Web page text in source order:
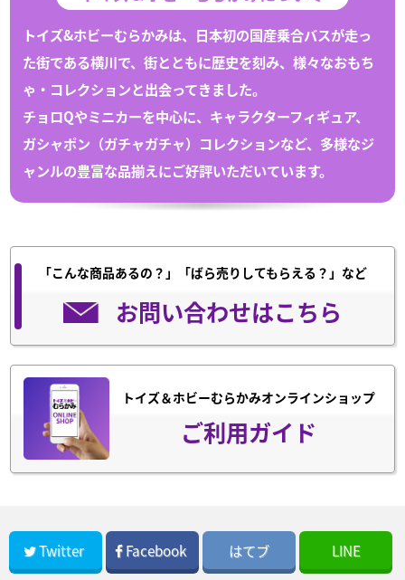
トイズ&ホビーむらかみは、日本初の国産乗合バスが走っ
た街である横川で、街とともに歴史を刻み、様々なおもち
ゃ ・ コレクションと出会ってきました。
チョロQやミニカーを中心に、キャラクターフィギュア、
ガシャポン（ガチャガチャ） コレクションなど、多様なジ
ャンルの豊富な品揃えにご好評いただいています。
「こんな商品あるの？」「ばら売りしてもらえる？」など
お問い合わせはこちら
トイズ＆ホビーむらかみオンラインショップ
ご利用ガイド
Twitter Facebook はてブ LINE